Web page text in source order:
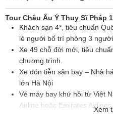
Tour Châu Âu Ý Thuỵ Sĩ Pháp
Khách sạn 4*, tiêu chuẩn
lẻ người bố trí phòng 3 người.
Xe 49 chỗ đời mới, tiêu
chương trình.
Xe đón tiễn sân bay – Nhà
lớn Hà Nội
Vé máy bay khứ hồi từ Việt
Airline hoặc Emirates
Xem